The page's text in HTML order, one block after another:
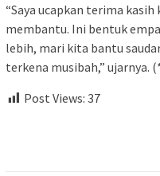
“Saya ucapkan terima
membantu. Ini bentuk
lebih, mari kita bantu
terkena musibah,” ujarnya.
Post Views: 37